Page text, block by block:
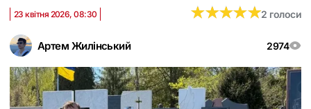
Артем Жилінський 2974
23 квітня 2026, 08:30 ★★★★★
★★★★★2 голоси